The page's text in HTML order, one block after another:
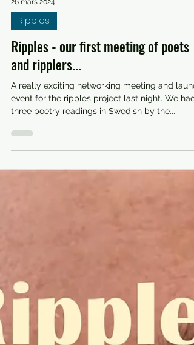
26 mars 2024
Ripples
Ripples - our first meeting of poets
and ripplers...
A really exciting networking meeting and